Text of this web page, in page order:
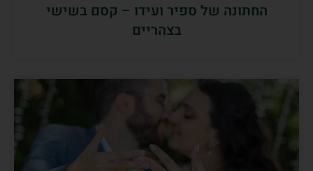
החתונה של ספיר ועידו – קסם בשישי
בצהריים